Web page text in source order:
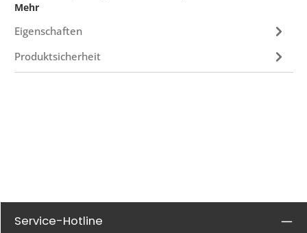
Mehr
Eigenschaften
Produktsicherheit
Service-Hotline